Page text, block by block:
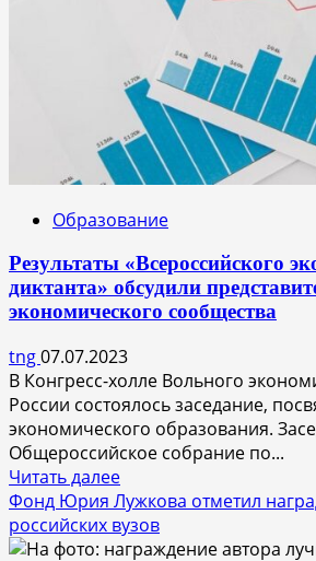
Образование
Результаты «Всероссийского
диктанта» обсудили
экономического сообщества
tng07.07.2023
В Конгресс-холле Вольного
России состоялось заседание,
экономического образования.
Общероссийское собрание по...
Читать далееПрочитать
больше
о
Результаты
Фонд Юрия Лужкова отметил
российских вузов